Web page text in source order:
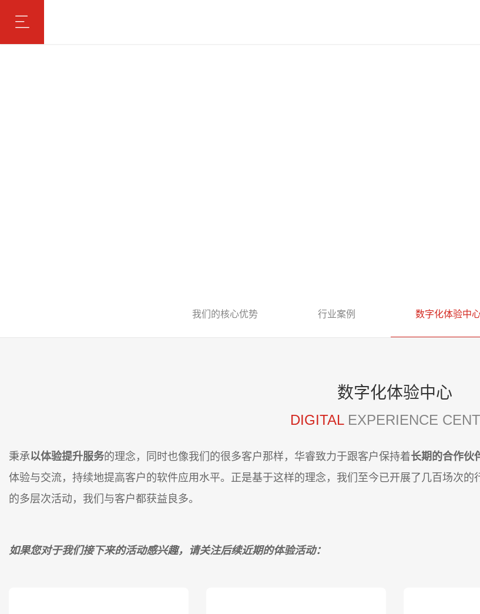
我们的核心优势 行业案例 数字化体验中
数字化体验中心
DIGITAL EXPERIENCE
秉承以体验提升服务的理念，同时也像我们的很多客户那样，华睿致力于跟客户保持着长期的合作伙
体验与交流，持续地提高客户的软件应用水平。正是基于这样的理念，我们至今已开展了几百场次
的多层次活动，我们与客户都获益良多。
如果您对于我们接下来的活动感兴趣，请关注后续近期的体验活动：